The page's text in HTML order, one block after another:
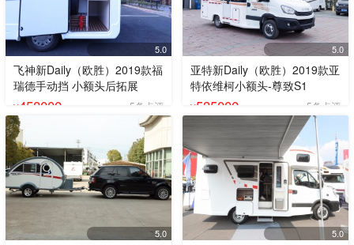
5.0
飞神新Daily（欧胜）2019款福
瑞德手动挡 小额头后拓展
¥458000 5条点评
5.0
亚特新Daily（欧胜）2019款亚
特依维柯小额头-尊致S1
¥535000 5条点评
5.0 5.0